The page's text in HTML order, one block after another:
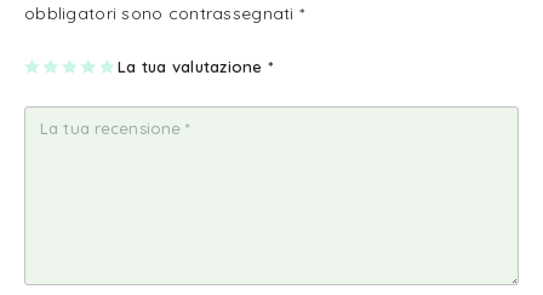
obbligatori sono contrassegnati *
La tua valutazione *
1
a
2
e
su
5
3
e
su
5
4
e
su
5
5
e
su
5